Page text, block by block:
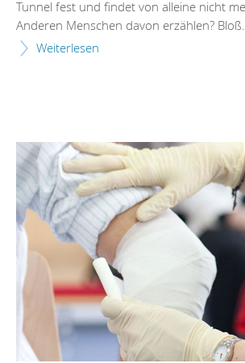
Tunnel fest und findet von alleine nicht
Anderen Menschen davon erzählen?
Weiterlesen